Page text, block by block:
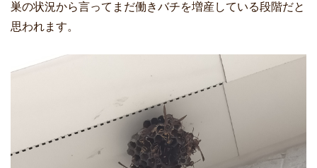
巣の状況から言ってまだ働きバチを増産している段階だと
思われます。